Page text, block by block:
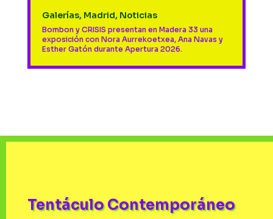
Galerías, Madrid, Noticias
Bombon y CRISIS presentan en Madera 33 una
exposición con Nora Aurrekoetxea, Ana Navas y
Esther Gatón durante Apertura 2026.
Tentáculo Contemporáneo